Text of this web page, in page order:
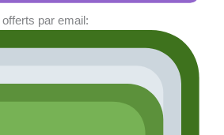
offerts par email: